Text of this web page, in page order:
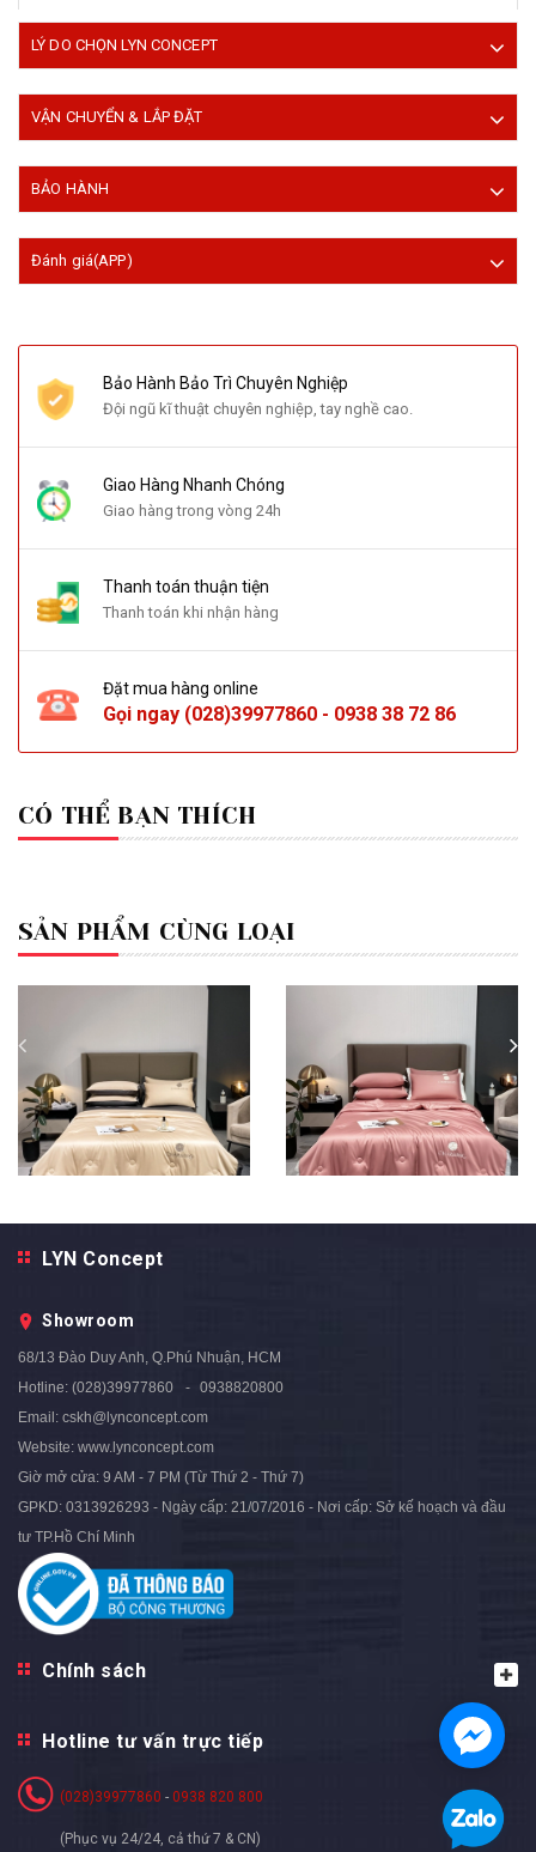
LÝ DO CHỌN LYN CONCEPT
VẬN CHUYỂN & LẮP ĐẶT
BẢO HÀNH
Đánh giá(APP)
Bảo Hành Bảo Trì Chuyên Nghiệp
Đội ngũ kĩ thuật chuyên nghiệp, tay nghề cao.
Giao Hàng Nhanh Chóng
Giao hàng trong vòng 24h
Thanh toán thuận tiện
Thanh toán khi nhận hàng
Đặt mua hàng online
Gọi ngay (028)39977860 - 0938 38 72 86
CÓ THỂ BẠN THÍCH
SẢN PHẨM CÙNG LOẠI
Bộ Chăn Ga Gối Phi Lụa
1.199.000₫
LYN Concept
Showroom
68/13 Đào Duy Anh, Q.Phú Nhuận, HCM
Hotline: (028)39977860
0938820800
Email: cskh@lynconcept.com
Website: www.lynconcept.com
Giờ mở cửa: 9 AM - 7 PM (Từ Thứ 2 - Thứ 7)
GPKD: 0313926293 - Ngày cấp: 21/07/2016 - Nơi cấp: Sở kế hoạch và đầu
tư TP.Hồ Chí Minh
Chính sách
Hotline tư vấn trực tiếp
(028)39977860 - 0938 820 800
(Phục vụ 24/24, cả thứ 7 & CN)